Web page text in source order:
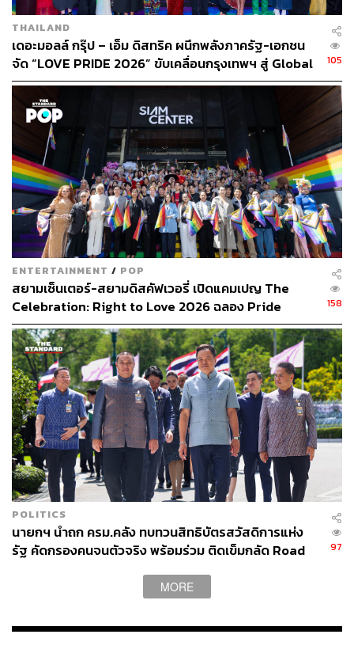
THAILAND
เดอะมอลล์ กรุ๊ป – เอ็ม ดิสทริค ผนึกพลังภาครัฐ-เอกชน
จัด “LOVE PRIDE 2026” ขับเคลื่อนกรุงเทพฯ สู่ Global
Pride Destination หนุน Pride Economy ดันรายได้
ท่องเที่ยวและเศรษฐกิจสร้างสรรค์ พร้อมจัดเต็มกิจกรรม
ร่วมฉลอง Pride Month ตลอดเดือน [ADVERTORIAL]
105
ENTERTAINMENT / POP
สยามเซ็นเตอร์-สยามดิสคัฟเวอรี่ เปิดแคมเปญ The
Celebration: Right to Love 2026 ฉลอง Pride
Month ใจกลางสยาม [PR News]
158
POLITICS
นายกฯ นำถก ครม.คลัง ทบทวนสิทธิบัตรสวัสดิการแห่ง
รัฐ คัดกรองคนจนตัวจริง พร้อมร่วม ติดเข็มกลัด Road
97
MORE